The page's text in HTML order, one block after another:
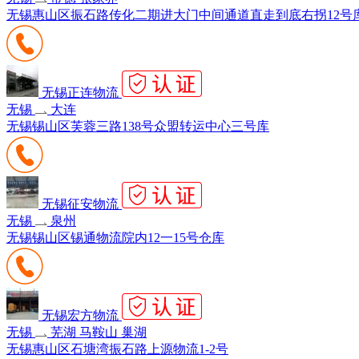
无锡惠山区振石路传化二期进大门中间通道直走到底右拐12号
无锡正连物流
无锡
大连
无锡锡山区芙蓉三路138号众盟转运中心三号库
无锡征安物流
无锡
泉州
无锡锡山区锡通物流院内12一15号仓库
无锡宏方物流
无锡
芜湖 马鞍山 巢湖
无锡惠山区石塘湾振石路上源物流1-2号